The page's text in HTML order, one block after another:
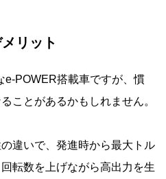
リット
e-POWER搭載車ですが、慣
ことがあるかもしれません。
違いで、発進時から最大トル
転数を上げながら高出力を生